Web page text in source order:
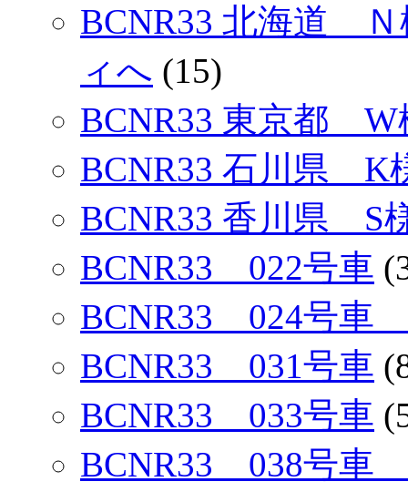
BCNR33 北海道
ィへ (15)
BCNR33 東京都
BCNR33 石川県 K
BCNR33 香川県 S
BCNR33 022号車
BCNR33 024号車
BCNR33 031号車
BCNR33 033号車
BCNR33 038号車